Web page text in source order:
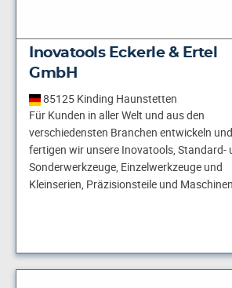
Inovatools Eckerle & Ertel
GmbH
85125 Kinding Haunstetten
Für Kunden in aller Welt und aus den
verschiedensten Branchen entwickeln und
fertigen wir unsere Inovatools, Standard-
Sonderwerkzeuge, Einzelwerkzeuge und
Kleinserien, Präzisionsteile und Maschinen.